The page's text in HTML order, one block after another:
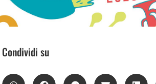
Condividi su